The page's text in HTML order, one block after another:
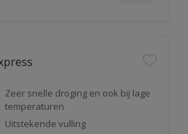
Zeer snelle droging en ook bij lage
temperaturen
Uitstekende vulling